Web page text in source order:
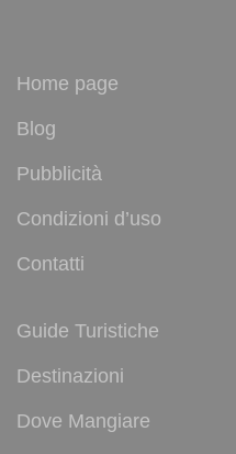
Home page
Blog
Pubblicità
Condizioni d’uso
Contatti
Guide Turistiche
Destinazioni
Dove Mangiare